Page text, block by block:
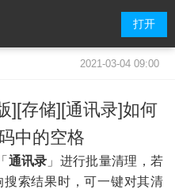
打开
2021-03-04 09:00
][存储][通讯录]如何
中的空格
通讯录 」进行批量清理，若
索结果时，可一键对其清